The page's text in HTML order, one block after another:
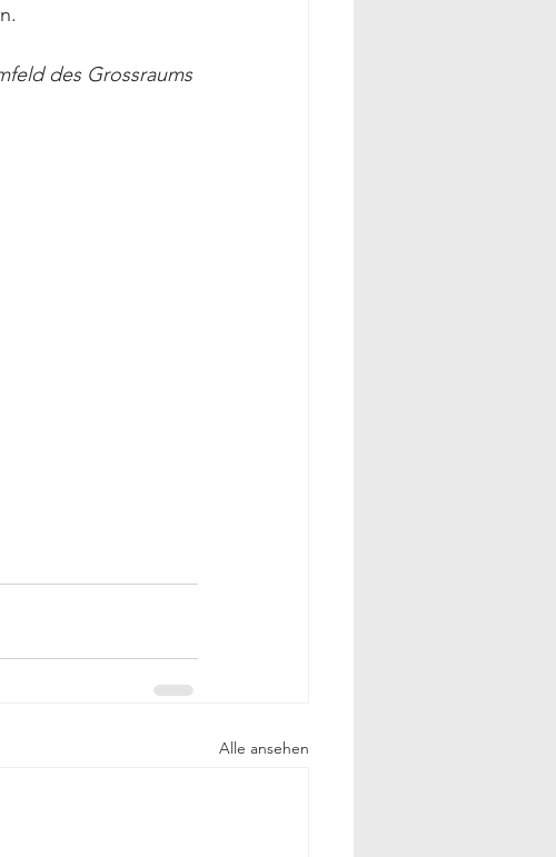
des Grossraums
Alle ansehen